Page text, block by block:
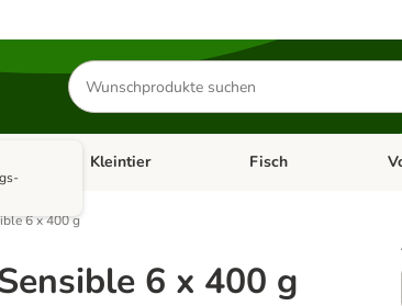
Produkte
suchen
& Zubehör
Kategorie-Menü öffnen: Hundefutter & Zubehör
Kleintier Kategorie-Menü öffnen:
Fisch
6 x 400 g
6 x 400 g